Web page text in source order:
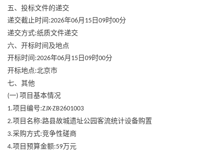
五、投标文件的递交
递交截止时间 :2026年06月 15 日 09时00分
递交方式:纸质文件递交
六、开标时间及地点
开标时间 :2026年06月 15 日 09时00分
开标地点:北京市
七、其他
(一) 项目基本情况
1.项目编号:ZJX-ZB2601003
2.项目名称:路县故城遗址公园客流统计设备购置
3.采购方式:竞争性磋商
4.项目预算金额:59万元